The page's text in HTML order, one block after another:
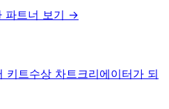
파트너 보기 →
키트수상 차트크리에이터가 되